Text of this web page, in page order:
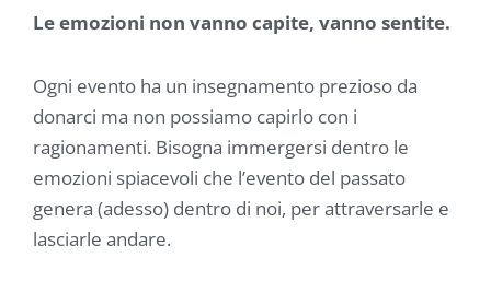
Le emozioni non vanno capite, vanno sentite.
Ogni evento ha un insegnamento prezioso da
donarci ma non possiamo capirlo con i
ragionamenti. Bisogna immergersi dentro le
emozioni spiacevoli che l’evento del passato
genera (adesso) dentro di noi, per attraversarle e
lasciarle andare.